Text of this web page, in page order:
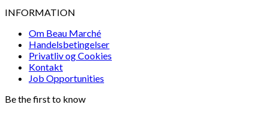
INFORMATION
Om Beau Marché
Handelsbetingelser
Privatliv og Cookies
Kontakt
Job Opportunities
Be the first to know